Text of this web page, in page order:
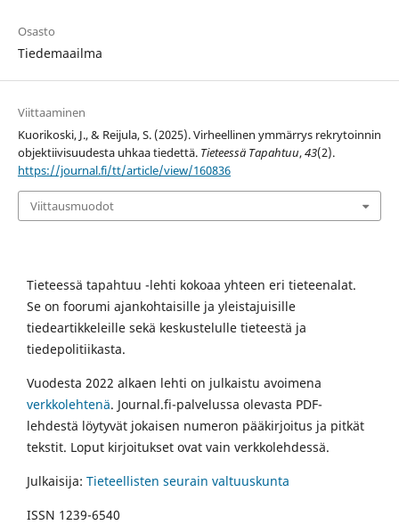
Osasto
Tiedemaailma
Viittaaminen
Kuorikoski, J., & Reijula, S. (2025). Virheellinen ymmärrys rekrytoinnin
objektiivisuudesta uhkaa tiedettä. Tieteessä Tapahtuu,43(2).
https://journal.fi/tt/article/view/160836
Viittausmuodot
Tieteessä tapahtuu -lehti kokoaa yhteen eri tieteenalat.
Se on foorumi ajankohtaisille ja yleistajuisille
tiedeartikkeleille sekä keskustelulle tieteestä ja
tiedepolitiikasta.
Vuodesta 2022 alkaen lehti on julkaistu avoimena
verkkolehtenä. Journal.fi-palvelussa olevasta PDF-
lehdestä löytyvät jokaisen numeron pääkirjoitus ja pitkät
tekstit. Loput kirjoitukset ovat vain verkkolehdessä.
Julkaisija: Tieteellisten seurain valtuuskunta
ISSN 1239-6540